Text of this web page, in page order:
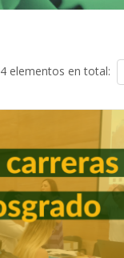
4 elementos en total: